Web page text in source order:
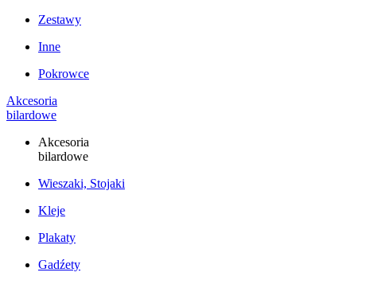
Zestawy
Inne
Pokrowce
Akcesoria
bilardowe
Akcesoria
bilardowe
Wieszaki, Stojaki
Kleje
Plakaty
Gadźety